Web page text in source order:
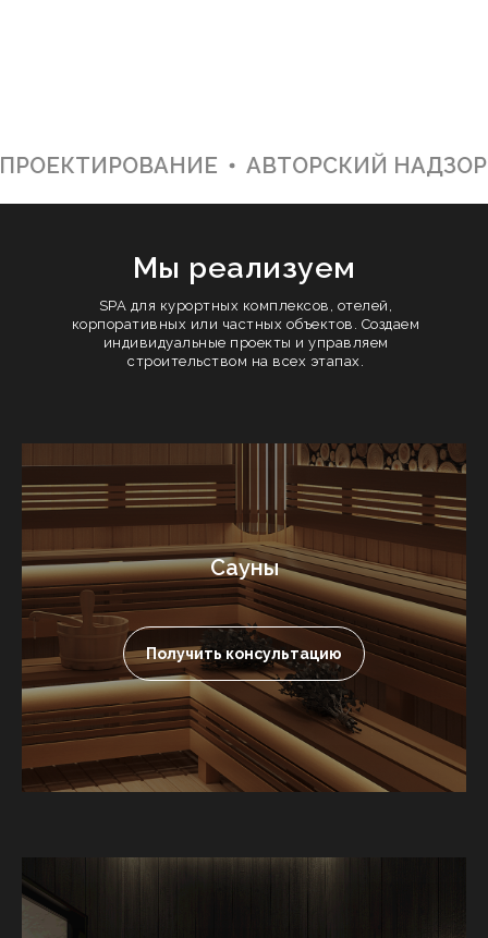
АВТОРСКИЙ НАДЗОР
SPA для курортных комплексов, отелей,
корпоративных или частных объектов. Создаем
индивидуальные проекты и управляем
строительством на всех этапах.
Мы реализуем
Сауны
Получить консультацию